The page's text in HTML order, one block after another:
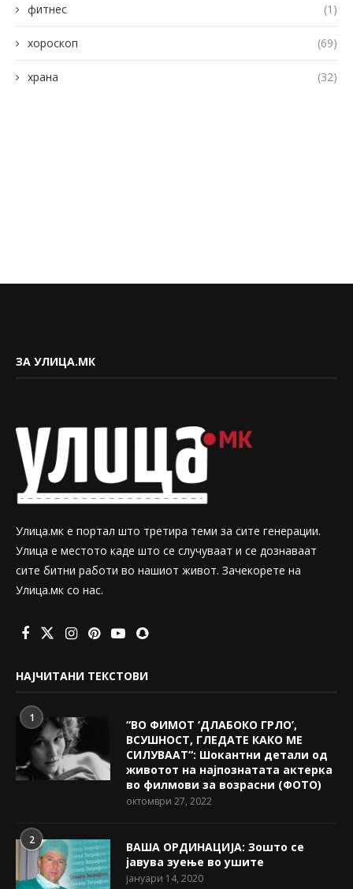
фитнес (1)
хороскоп (69)
храна (32)
ЗА УЛИЦА.МК
Улица.мк е портал што третира теми за сите генерации.
Улица е местото каде што се случуваат и се дознаваат
сите битни работи во нашиот живот. Зачекорете на
Улица.мк со нас.
НАЈЧИТАНИ ТЕКСТОВИ
1
“ВО ФИМОТ ‘ДЛАБОКО ГРЛО’,
ВСУШНОСТ, ГЛЕДАТЕ КАКО МЕ
СИЛУВААТ“: Шокантни детали од
животот на најпознатата актерка
во филмови за возрасни (ФОТО)
октомври 27, 2022
2
ВАША ОРДИНАЦИЈА: Зошто се
јавува зуење во ушите
јануари 14, 2020